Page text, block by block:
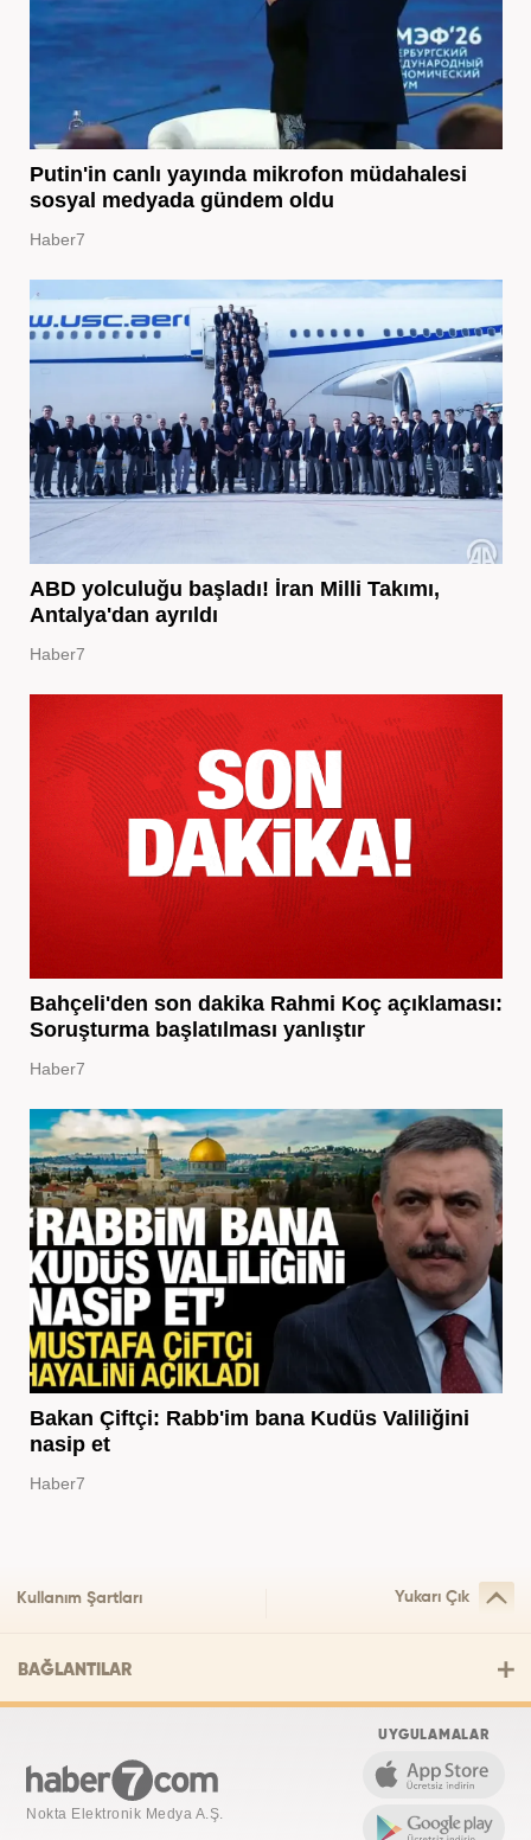
Putin'in canlı yayında mikrofon müdahalesi
sosyal medyada gündem oldu
Haber7
ABD yolculuğu başladı! İran Milli Takımı,
Antalya'dan ayrıldı
Haber7
Bahçeli'den son dakika Rahmi Koç açıklaması:
Soruşturma başlatılması yanlıştır
Haber7
Bakan Çiftçi: Rabb'im bana Kudüs Valiliğini
nasip et
Haber7
Kullanım Şartları Yukarı Çık
BAĞLANTILAR
Nokta Elektronik Medya A.Ş.
UYGULAMALAR